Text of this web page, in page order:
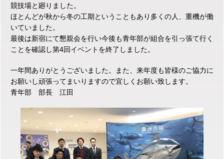
競技場と廻りました。
ほとんどが秋から冬の工期ということもあり多くの人、重機が働
いていました。
最後は新宿にて懇親会を行い今後も青年部が組合を引っ張て行く
ことを確認し第4回イベントを終了しました。
一年間ありがとうございました。また、来年度も皆様のご協力に
お願いし頑張ってまいりますので宜しくお願い致します。
青年部 部長 江田